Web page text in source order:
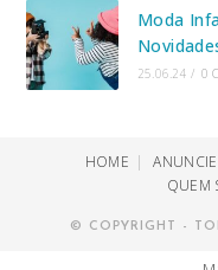
Moda
25.06.24 / 0
HOME ANUNCIE
QUEM
© COPYRIGHT -